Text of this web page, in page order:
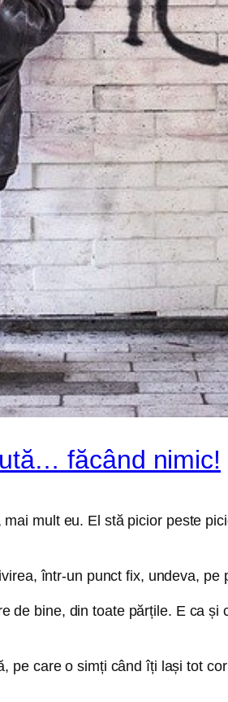
făcând nimic!
mult eu. El stă picior peste
într-un punct fix, undeva, pe
de bine, din toate părțile. E ca
pe care o simți când îți lași tot